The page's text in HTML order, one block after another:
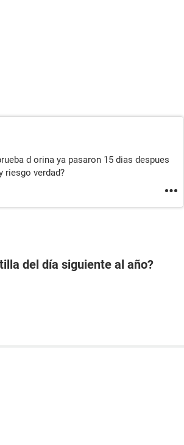
d orina ya pasaron 15 dias despues
riesgo verdad?
del día siguiente al año?